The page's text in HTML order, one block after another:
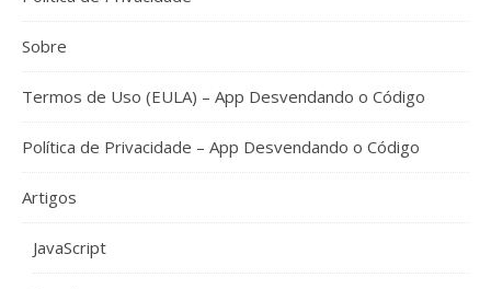
Sobre
Termos de Uso (EULA) – App Desvendando o Código
Política de Privacidade – App Desvendando o Código
Artigos
JavaScript